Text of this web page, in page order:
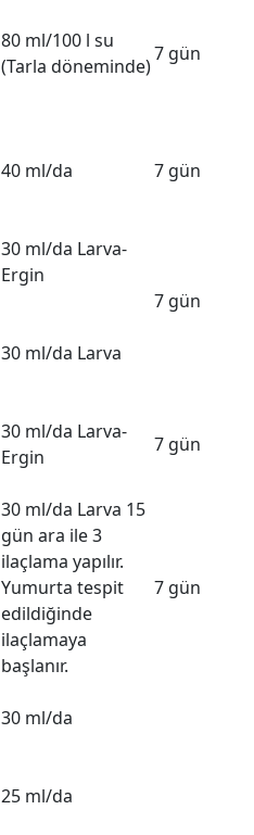
80 ml/100 l su
(Tarla döneminde)
7 gün
40 ml/da 7 gün
30 ml/da Larva-
Ergin
7 gün
30 ml/da Larva
30 ml/da Larva-
Ergin
7 gün
30 ml/da Larva 15
gün ara ile 3
ilaçlama yapılır.
Yumurta tespit
edildiğinde
ilaçlamaya
başlanır.
7 gün
30 ml/da
25 ml/da